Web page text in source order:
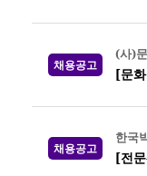
채용공고
(사)
[문
채용공고
한국
[전